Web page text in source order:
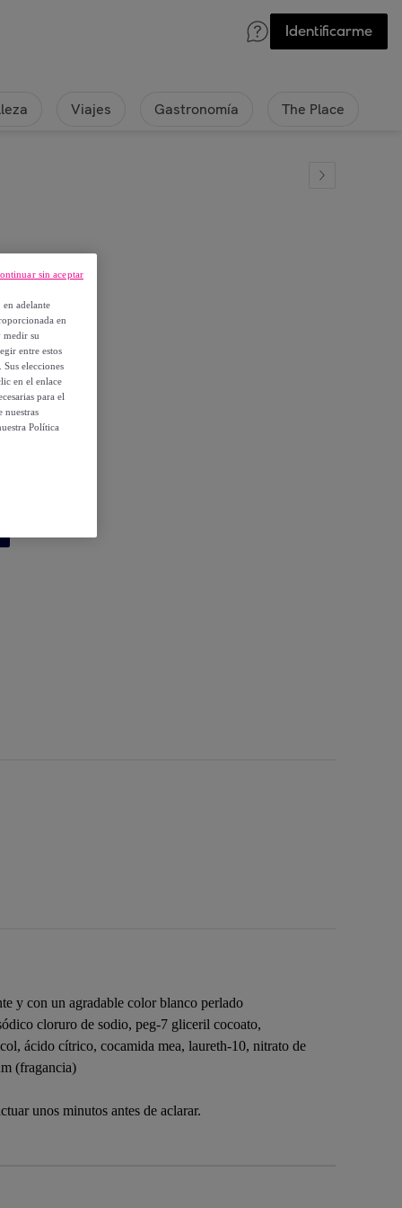
Identificarme
Viajes Gastronomía The Place
y con un agradable color blanco perlado
cloruro de sodio, peg-7 gliceril cocoato,
ácido cítrico, cocamida mea, laureth-10, nitrato de
(fragancia)
unos minutos antes de aclarar.
adelante
en
medir su
entre estos
elecciones
en el enlace
para el
nuestras
Política
sin aceptar